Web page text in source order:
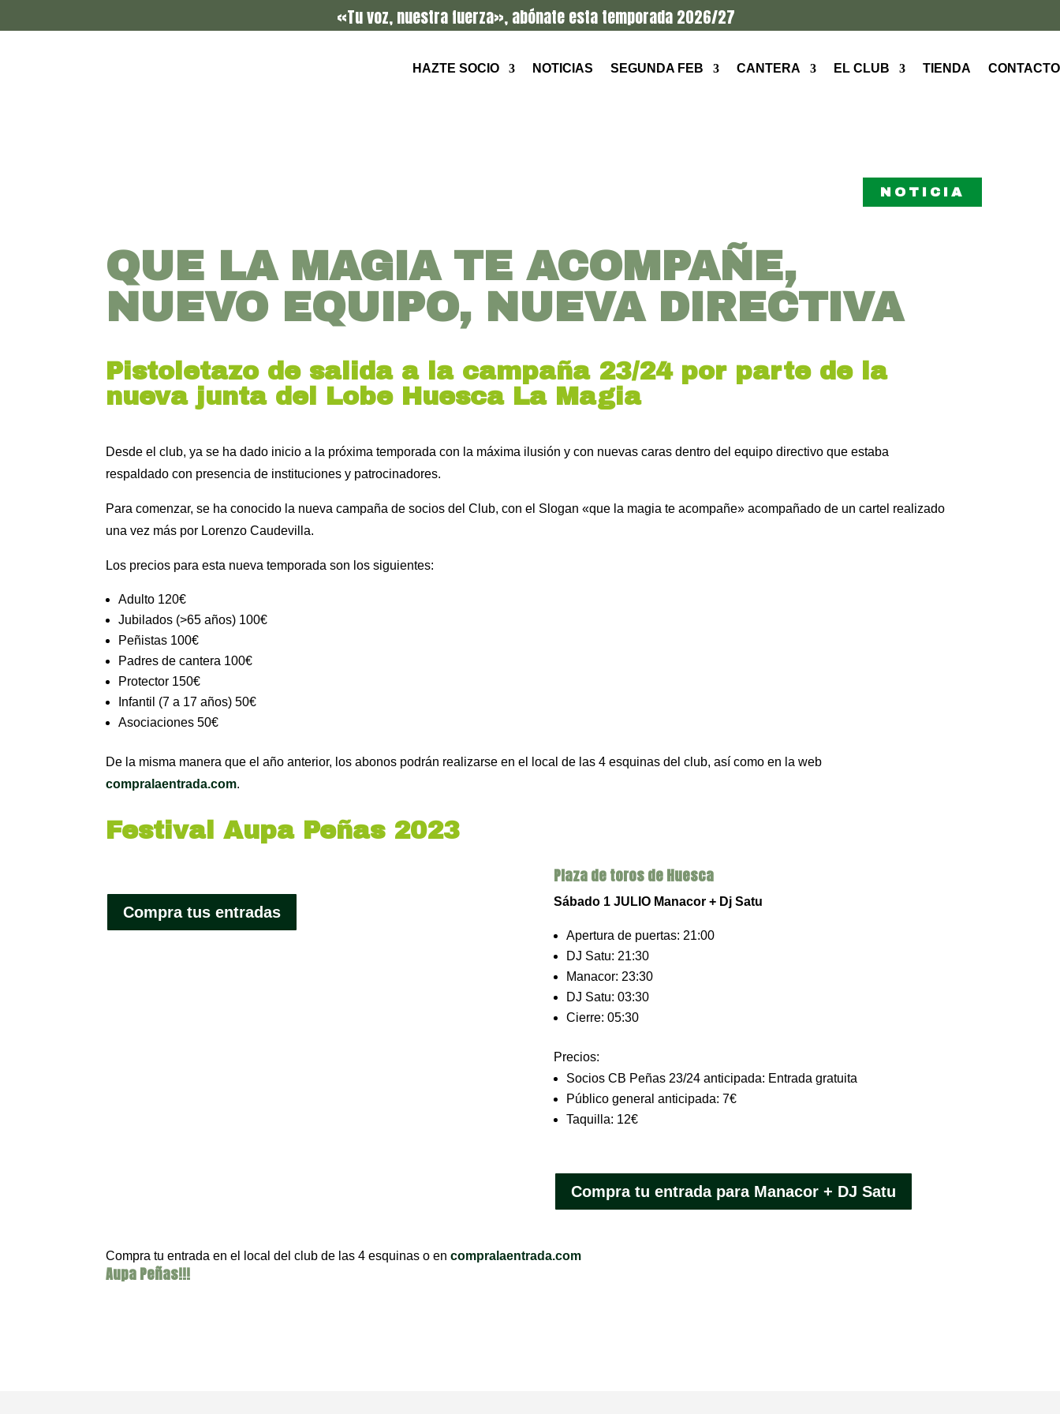
«Tu voz, nuestra fuerza», abónate esta temporada 2026/27
HAZTE SOCIO NOTICIAS SEGUNDA FEB CANTERA EL CLUB TIENDA CONTACTO
NOTICIA
QUE LA MAGIA TE ACOMPAÑE,
NUEVO EQUIPO, NUEVA DIRECTIVA
Pistoletazo de salida a la campaña 23/24 por parte de la
nueva junta del Lobe Huesca La Magia
Desde el club, ya se ha dado inicio a la próxima temporada con la máxima ilusión y con nuevas caras dentro del equipo directivo que estaba
respaldado con presencia de instituciones y patrocinadores.
Para comenzar, se ha conocido la nueva campaña de socios del Club, con el Slogan «que la magia te acompañe» acompañado de un cartel realizado
una vez más por Lorenzo Caudevilla.
Los precios para esta nueva temporada son los siguientes:
Adulto 120€
Jubilados (>65 años) 100€
Peñistas 100€
Padres de cantera 100€
Protector 150€
Infantil (7 a 17 años) 50€
Asociaciones 50€
De la misma manera que el año anterior, los abonos podrán realizarse en el local de las 4 esquinas del club, así como en la web
compralaentrada.com.
Festival Aupa Peñas 2023
Compra tus entradas
Plaza de toros de Huesca
Sábado 1 JULIO Manacor + Dj Satu
Apertura de puertas: 21:00
DJ Satu: 21:30
Manacor: 23:30
DJ Satu: 03:30
Cierre: 05:30
Precios:
Socios CB Peñas 23/24 anticipada: Entrada gratuita
Público general anticipada: 7€
Taquilla: 12€
Compra tu entrada para Manacor + DJ Satu
Compra tu entrada en el local del club de las 4 esquinas o encompralaentrada.com
Aupa Peñas!!!